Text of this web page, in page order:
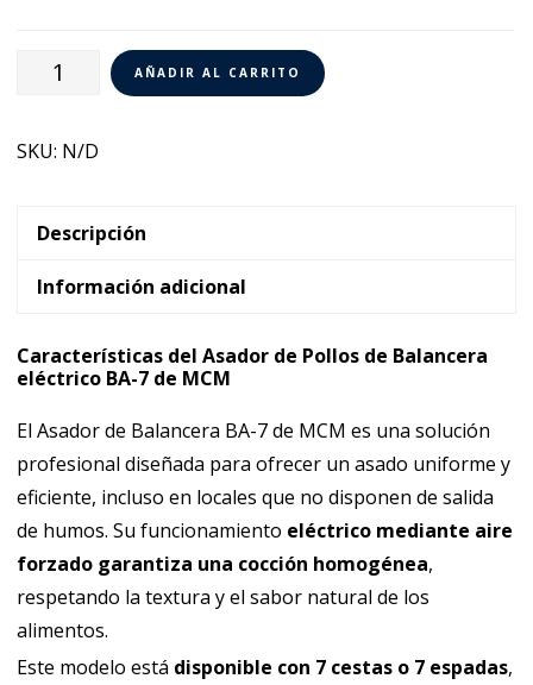
Asador
de
MCM
AÑADIR AL CARRITO
SKU: N/D
Descripción
Información adicional
Características del Asador de Pollos de Balancera
eléctrico BA-7 de MCM
El Asador de Balancera BA-7 de MCM es una solución
profesional diseñada para ofrecer un asado uniforme y
eficiente, incluso en locales que no disponen de salida
de humos. Su funcionamiento eléctrico mediante aire
forzado garantiza una cocción homogénea,
respetando la textura y el sabor natural de los
alimentos.
Este modelo está disponible con 7 cestas o 7 espadas,